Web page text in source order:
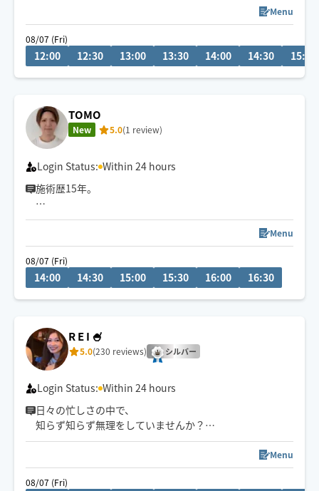
ご予約の関係上60分のご予約や、駅から距離がある方は
お断りさせていただく事がございます🙇🏻
Menu
08/07 (Fri)
12:00 12:30 13:00 13:30 14:00 14:30 15:00
TOMO
New 5.0(1 review)
Login Status: Within 24 hours
施術歴15年。
柔道整復師から直伝の本格もみほぐし
的確に筋肉をとらえる、トリガーポイントの刺激がクセ
になります。
タイ・奈良・沖縄と3つのスクールで学んだ本格タイ古式
必ず満足させます！！一度お試しください♪
心を込めて施術いたします。
Menu
08/07 (Fri)
14:00 14:30 15:00 15:30 16:00 16:30
R E I 🍧
5.0(230 reviews) シルバー
Login Status: Within 24 hours
日々の忙しさの中で、
知らず知らず無理をしていませんか？🤱✨
お過ごしいただけますように‎𓈒𓏸
Menu
08/07 (Fri)